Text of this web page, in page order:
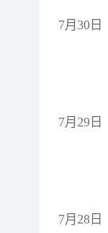
7月30日
7月29日
7月28日